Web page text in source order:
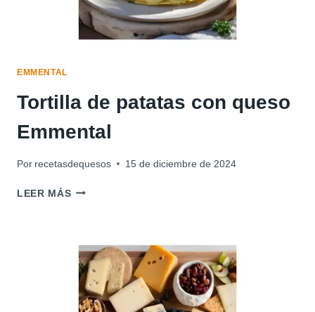
EMMENTAL
Tortilla de patatas con queso
Emmental
Por recetasdequesos 15 de diciembre de 2024
LEER MÁSTORTILLA
QUESO
EMMENTAL